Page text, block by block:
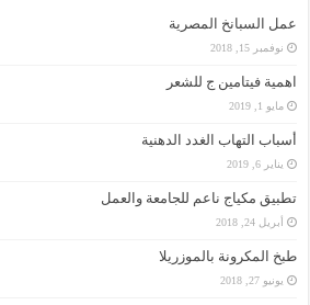
عمل السبانخ المصرية
نوفمبر 15, 2018
اهمية فيتامين ج للشعر
مايو 1, 2019
أسباب التهاب الغدد الدهنية
يناير 6, 2019
تطبيق مكياج ناعم للجامعة والعمل
أبريل 24, 2018
طبخ المكرونة بالموزريلا
يونيو 27, 2018